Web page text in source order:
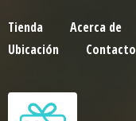
Tienda
Acerca de
Ubicación
Contacto